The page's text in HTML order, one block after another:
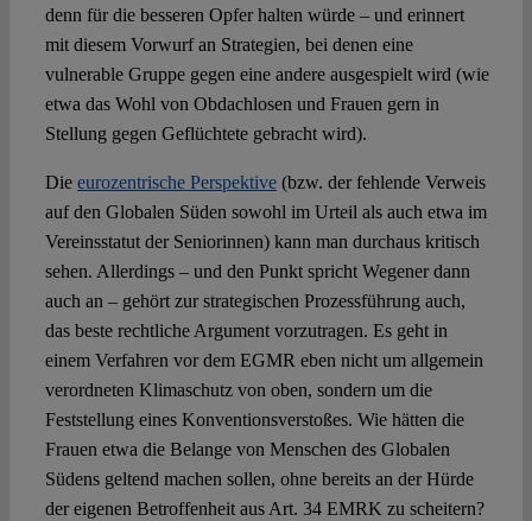
denn für die besseren Opfer halten würde – und erinnert
mit diesem Vorwurf an Strategien, bei denen eine
vulnerable Gruppe gegen eine andere ausgespielt wird (wie
etwa das Wohl von Obdachlosen und Frauen gern in
Stellung gegen Geflüchtete gebracht wird).
Die eurozentrische Perspektive(bzw. der fehlende Verweis
auf den Globalen Süden sowohl im Urteil als auch etwa im
Vereinsstatut der Seniorinnen) kann man durchaus kritisch
sehen. Allerdings – und den Punkt spricht Wegener dann
auch an – gehört zur strategischen Prozessführung auch,
das beste rechtliche Argument vorzutragen. Es geht in
einem Verfahren vor dem EGMR eben nicht um allgemein
verordneten Klimaschutz von oben, sondern um die
Feststellung eines Konventionsverstoßes. Wie hätten die
Frauen etwa die Belange von Menschen des Globalen
Südens geltend machen sollen, ohne bereits an der Hürde
der eigenen Betroffenheit aus Art. 34 EMRK zu scheitern?